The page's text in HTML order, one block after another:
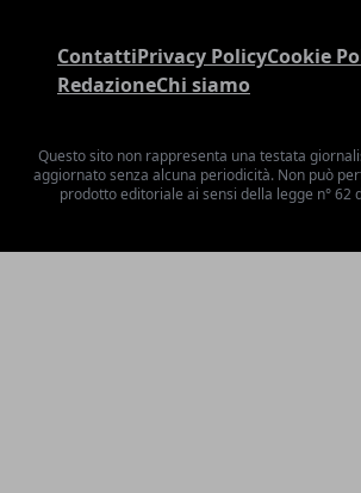
ContattiPrivacy PolicyCookie
RedazioneChi siamo
Questo sito non rappresenta una testata
aggiornato senza alcuna periodicità. Non può
prodotto editoriale ai sensi della legge n° 62